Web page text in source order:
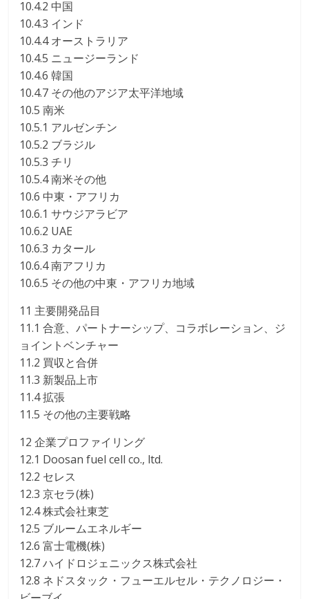
10.4.2 中国
10.4.3 インド
10.4.4 オーストラリア
10.4.5 ニュージーランド
10.4.6 韓国
10.4.7 その他のアジア太平洋地域
10.5 南米
10.5.1 アルゼンチン
10.5.2 ブラジル
10.5.3 チリ
10.5.4 南米その他
10.6 中東・アフリカ
10.6.1 サウジアラビア
10.6.2 UAE
10.6.3 カタール
10.6.4 南アフリカ
10.6.5 その他の中東・アフリカ地域
11 主要開発品目
11.1 合意、パートナーシップ、コラボレーション、ジ
ョイントベンチャー
11.2 買収と合併
11.3 新製品上市
11.4 拡張
11.5 その他の主要戦略
12 企業プロファイリング
12.1 Doosan fuel cell co., ltd.
12.2 セレス
12.3 京セラ(株)
12.4 株式会社東芝
12.5 ブルームエネルギー
12.6 富士電機(株)
12.7 ハイドロジェニックス株式会社
12.8 ネドスタック・フューエルセル・テクノロジー・